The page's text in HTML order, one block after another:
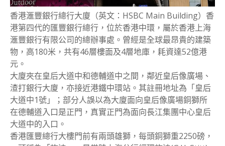
香港滙豐銀行總行大廈（英文：HSBC Main Building）香
港第四代的匯豐銀行總行，位於香港中環，屬於香港上海
滙豐銀行有限公司的總辦事處。曾經是全球最昂貴的建築
物，高180米，共有46層樓面及4層地庫，耗資達52億港
元。
大廈夾在皇后大道中和德輔道中之間，鄰近皇后像廣場、
渣打銀行大廈，亦接近港鐵中環站。其註冊地址為「皇后
大道中1號」；部分人誤以為大廈面向皇后像廣場銅獅所
在德輔道入口是正門，真實正門為面向長江集團中心皇后
大道中的入口。
香港匯豐總行大樓門前有兩頭雄獅，每頭銅獅重2250磅，